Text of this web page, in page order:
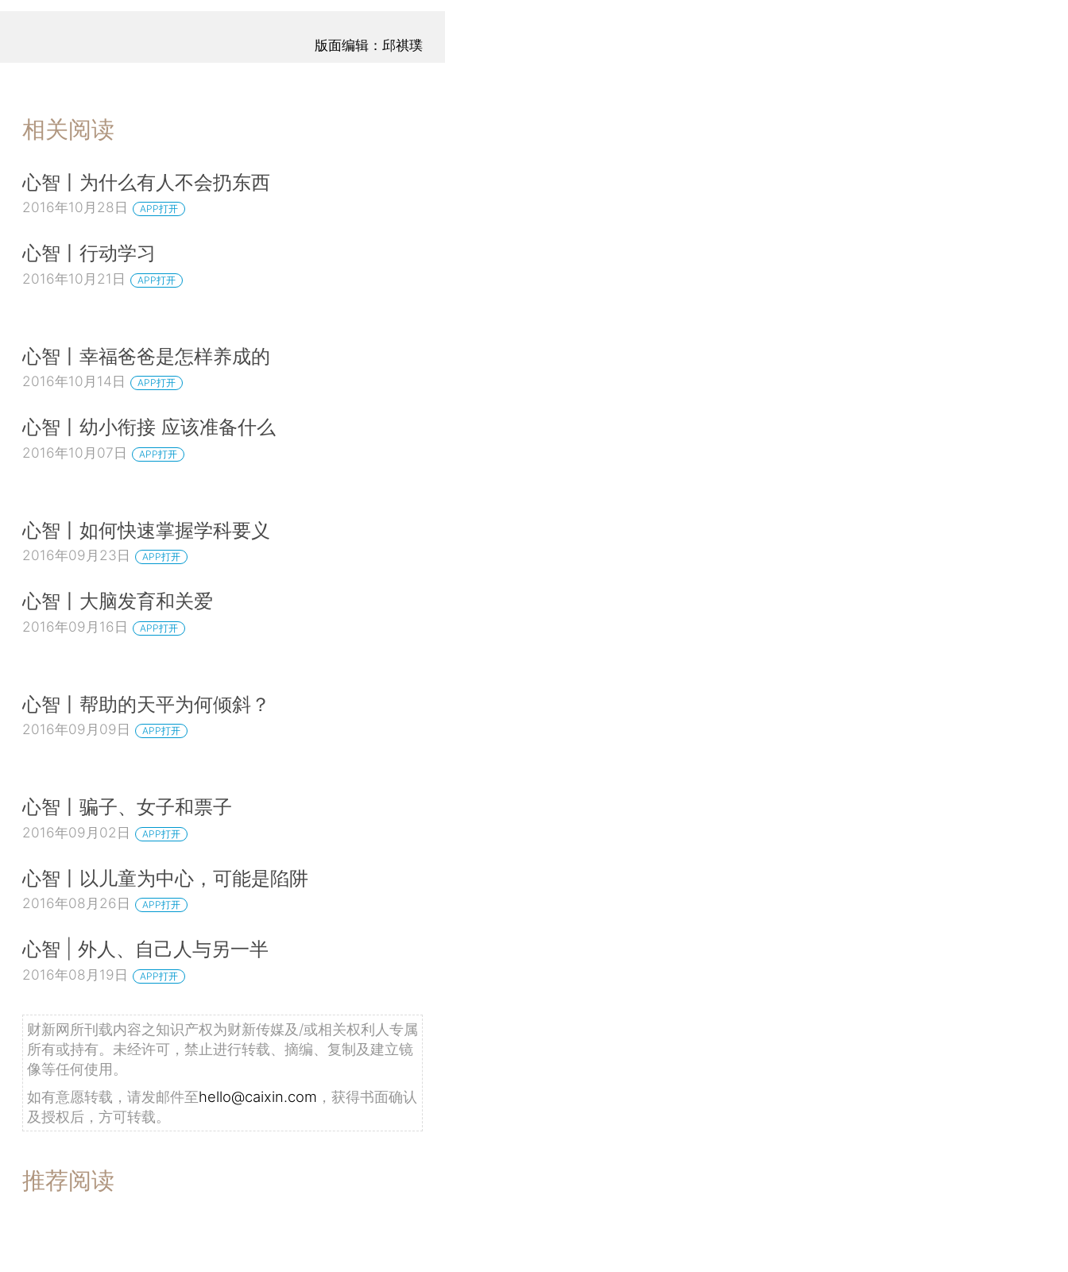
版面编辑：邱祺璞
相关阅读
心智丨为什么有人不会扔东西
2016年10月28日 APP打开
心智丨行动学习
2016年10月21日 APP打开
心智丨幸福爸爸是怎样养成的
2016年10月14日 APP打开
心智丨幼小衔接 应该准备什么
2016年10月07日 APP打开
心智丨如何快速掌握学科要义
2016年09月23日 APP打开
心智丨大脑发育和关爱
2016年09月16日 APP打开
心智丨帮助的天平为何倾斜？
2016年09月09日 APP打开
心智丨骗子、女子和票子
2016年09月02日 APP打开
心智丨以儿童为中心，可能是陷阱
2016年08月26日 APP打开
心智 | 外人、自己人与另一半
2016年08月19日 APP打开
财新网所刊载内容之知识产权为财新传媒及/或相关权利人专属
所有或持有。未经许可，禁止进行转载、摘编、复制及建立镜
像等任何使用。
如有意愿转载，请发邮件至hello@caixin.com ，获得书面确认
及授权后，方可转载。
推荐阅读